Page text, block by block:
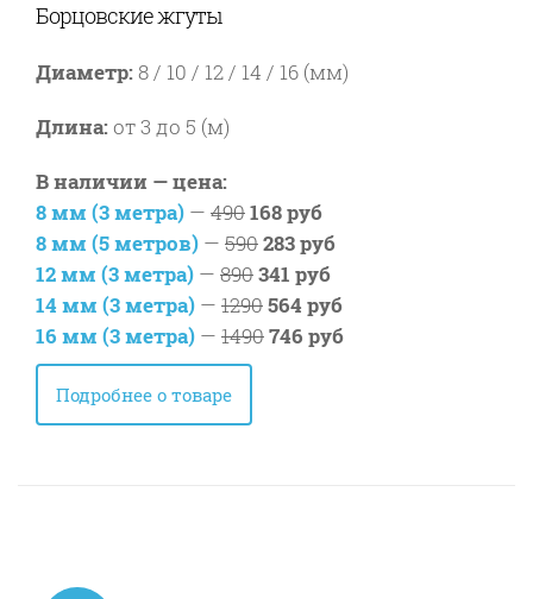
Борцовские жгуты
Диаметр:8 / 10 / 12 / 14 / 16 (мм)
Длина:от 3 до 5 (м)
В наличии — цена:
8 мм (3 метра) — 490168 руб
8 мм (5 метров) — 590283 руб
12 мм (3 метра) — 890341 руб
14 мм (3 метра) — 1290564 руб
16 мм (3 метра) — 1490746 руб
Подробнее о товаре